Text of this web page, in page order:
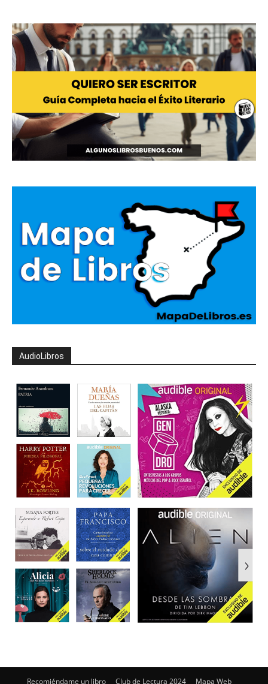
AudioLibros
Recomiéndame un libro Club de Lectura 2024 Mapa Web